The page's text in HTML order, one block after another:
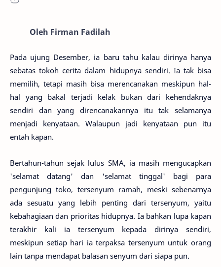
Oleh Firman Fadilah
Pada ujung Desember, ia baru tahu kalau dirinya hanya
sebatas tokoh cerita dalam hidupnya sendiri. Ia tak bisa
memilih, tetapi masih bisa merencanakan meskipun hal-
hal yang bakal terjadi kelak bukan dari kehendaknya
sendiri dan yang direncanakannya itu tak selamanya
menjadi kenyataan. Walaupun jadi kenyataan pun itu
entah kapan.
Bertahun-tahun sejak lulus SMA, ia masih mengucapkan
'selamat datang' dan 'selamat tinggal' bagi para
pengunjung toko, tersenyum ramah, meski sebenarnya
ada sesuatu yang lebih penting dari tersenyum, yaitu
kebahagiaan dan prioritas hidupnya. Ia bahkan lupa kapan
terakhir kali ia tersenyum kepada dirinya sendiri,
meskipun setiap hari ia terpaksa tersenyum untuk orang
lain tanpa mendapat balasan senyum dari siapa pun.